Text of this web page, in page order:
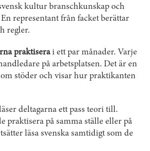
kultur branschkunskap och
representant från facket berättar
regler.
praktiserai ett par månader. Varje
på arbetsplatsen. Det är en
stöder och visar hur praktikanten
deltagarna ett pass teori till.
praktisera på samma ställe eller på
läsa svenska samtidigt som de